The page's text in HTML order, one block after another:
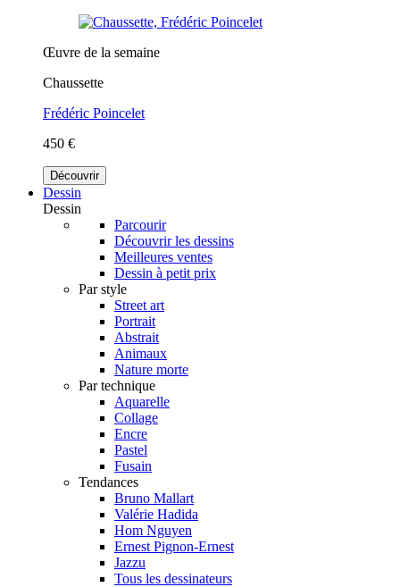
Œuvre de la semaine
Chaussette
Frédéric Poincelet
450 €
Découvrir
Dessin
Dessin
Parcourir
Découvrir les dessins
Meilleures ventes
Dessin à petit prix
Par style
Street art
Portrait
Abstrait
Animaux
Nature morte
Par technique
Aquarelle
Collage
Encre
Pastel
Fusain
Tendances
Bruno Mallart
Valérie Hadida
Hom Nguyen
Ernest Pignon-Ernest
Jazzu
Tous les dessinateurs